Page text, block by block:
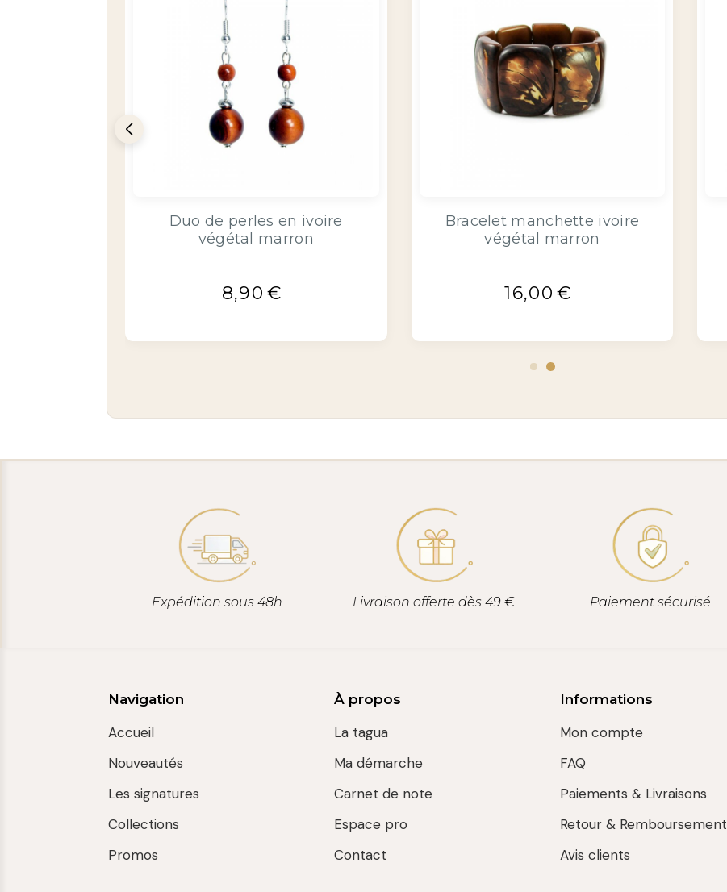
Duo de perles en ivoire
végétal marron
8,90 €
Bracelet manchette ivoire
végétal marron
16,00 €
Expédition sous 48h Livraison offerte dès 49 € Paiement sécurisé
Navigation
Accueil
Nouveautés
Les signatures
Collections
Promos
À propos
La tagua
Ma démarche
Carnet de note
Espace pro
Contact
Informations
Mon compte
FAQ
Paiements & Livraisons
Retour & Remboursement
Avis clients